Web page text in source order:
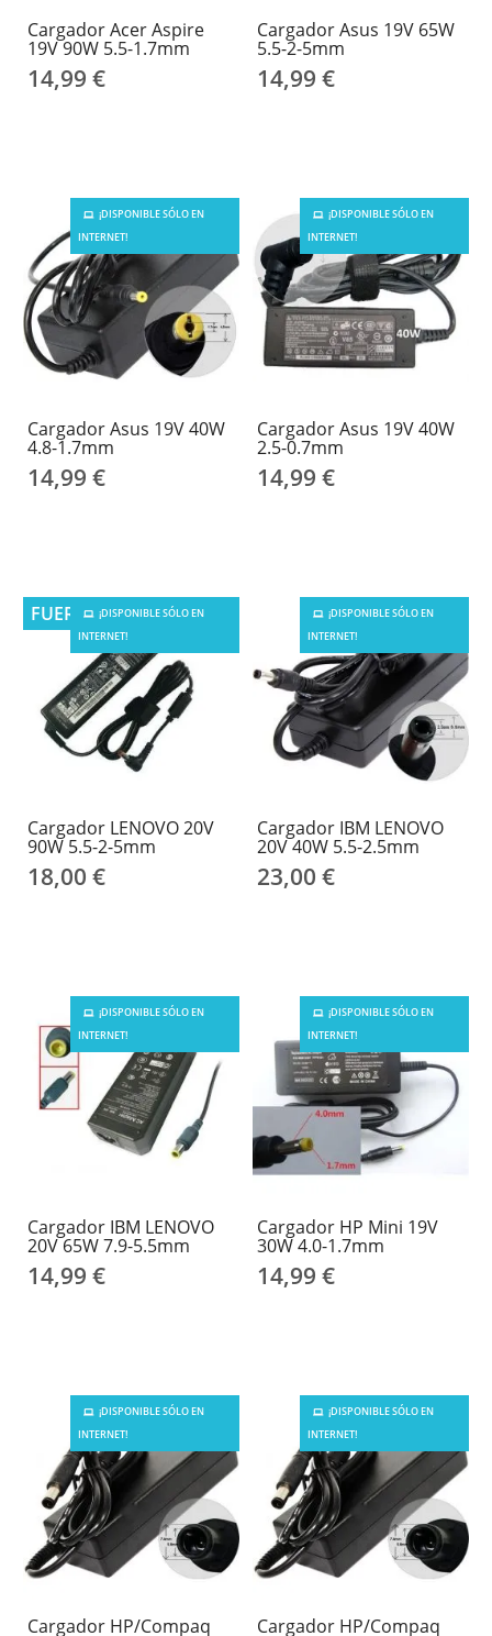
Cargador Acer Aspire
19V 90W 5.5-1.7mm
14,99 €
Cargador Asus 19V 65W
5.5-2-5mm
14,99 €
Cargador Asus 19V 40W
4.8-1.7mm
14,99 €
¡DISPONIBLE SÓLO EN
INTERNET!
Cargador Asus 19V 40W
2.5-0.7mm
14,99 €
¡DISPONIBLE SÓLO EN
INTERNET!
Cargador LENOVO 20V
90W 5.5-2-5mm
18,00 €
¡DISPONIBLE SÓLO EN
INTERNET!
FUERA DE STOCK
Cargador IBM LENOVO
20V 40W 5.5-2.5mm
23,00 €
¡DISPONIBLE SÓLO EN
INTERNET!
Cargador IBM LENOVO
20V 65W 7.9-5.5mm
14,99 €
¡DISPONIBLE SÓLO EN
INTERNET!
Cargador HP Mini 19V
30W 4.0-1.7mm
14,99 €
¡DISPONIBLE SÓLO EN
INTERNET!
Cargador HP/Compaq
¡DISPONIBLE SÓLO EN
INTERNET!
Cargador HP/Compaq
¡DISPONIBLE SÓLO EN
INTERNET!